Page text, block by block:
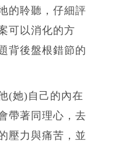
的聆聽，仔細評
可以消化的方
背後盤根錯節的
(她)自己的內在
帶著同理心，去
壓力與痛苦，並